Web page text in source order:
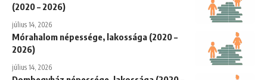
(2020 – 2026)
július 14, 2026
Mórahalom népessége, lakossága (2020 –
2026)
július 14, 2026